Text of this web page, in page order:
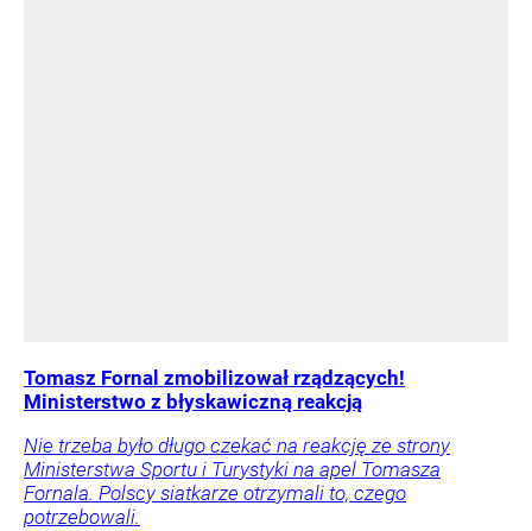
Tomasz Fornal zmobilizował rządzących!
Ministerstwo z błyskawiczną reakcją
Nie trzeba było długo czekać na reakcję ze strony
Ministerstwa Sportu i Turystyki na apel Tomasza
Fornala. Polscy siatkarze otrzymali to, czego
potrzebowali.